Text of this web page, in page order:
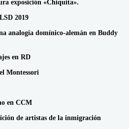
exposición «Chiquita».
2019
analogía domínico-alemán en Buddy
en RD
Montessori
en CCM
de artistas de la inmigración